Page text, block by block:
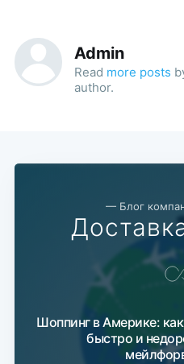
Admin
Read more posts
author.
— Блог
Шоппинг в Америке:
быстро и